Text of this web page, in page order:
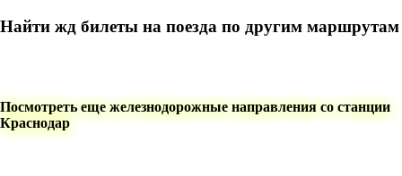
Найти жд билеты на поезда по другим маршрутам
Посмотреть еще железнодорожные направления со станции
Краснодар